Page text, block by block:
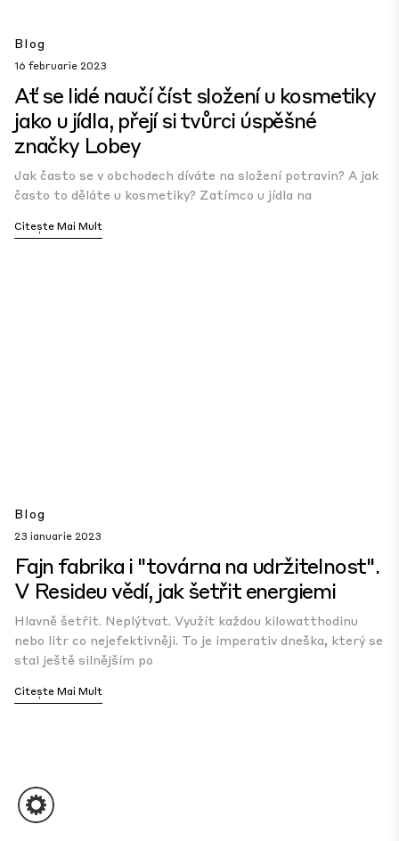
Blog
16 februarie 2023
Ať se lidé naučí číst složení u kosmetiky
jako u jídla, přejí si tvůrci úspěšné
značky Lobey
Jak často se v obchodech díváte na složení potravin? A jak
často to děláte u kosmetiky? Zatímco u jídla na
Citește Mai Mult
Blog
23 ianuarie 2023
Fajn fabrika i "továrna na udržitelnost".
V Resideu vědí, jak šetřit energiemi
Hlavně šetřit. Neplýtvat. Využít každou kilowatthodinu
nebo litr co nejefektivněji. To je imperativ dneška, který se
stal ještě silnějším po
Citește Mai Mult